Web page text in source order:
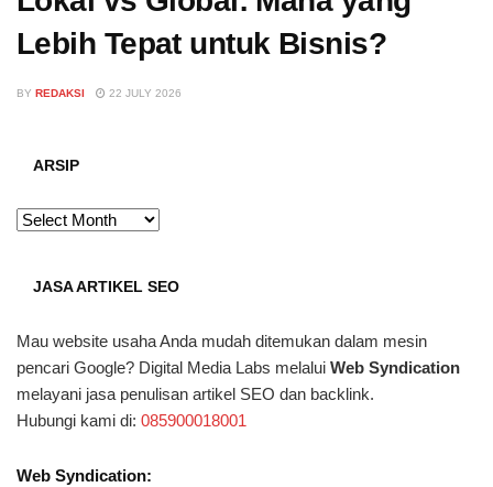
Lebih Tepat untuk Bisnis?
BY REDAKSI 22 JULY 2026
ARSIP
ARSIP
JASA ARTIKEL SEO
Mau website usaha Anda mudah ditemukan dalam mesin
pencari Google? Digital Media Labs melalui Web Syndication
melayani jasa penulisan artikel SEO dan backlink.
Hubungi kami di: 085900018001
Web Syndication: